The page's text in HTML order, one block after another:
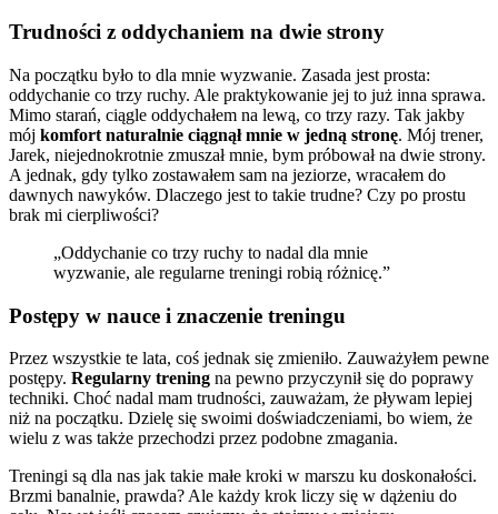
Trudności z oddychaniem na dwie strony
Na początku było to dla mnie wyzwanie. Zasada jest prosta:
oddychanie co trzy ruchy. Ale praktykowanie jej to już inna sprawa.
Mimo starań, ciągle oddychałem na lewą, co trzy razy. Tak jakby
mój komfort naturalnie ciągnął mnie w jedną stronę. Mój trener,
Jarek, niejednokrotnie zmuszał mnie, bym próbował na dwie strony.
A jednak, gdy tylko zostawałem sam na jeziorze, wracałem do
dawnych nawyków. Dlaczego jest to takie trudne? Czy po prostu
brak mi cierpliwości?
„Oddychanie co trzy ruchy to nadal dla mnie
wyzwanie, ale regularne treningi robią różnicę.”
Postępy w nauce i znaczenie treningu
Przez wszystkie te lata, coś jednak się zmieniło. Zauważyłem pewne
postępy. Regularny trening na pewno przyczynił się do poprawy
techniki. Choć nadal mam trudności, zauważam, że pływam lepiej
niż na początku. Dzielę się swoimi doświadczeniami, bo wiem, że
wielu z was także przechodzi przez podobne zmagania.
Treningi są dla nas jak takie małe kroki w marszu ku doskonałości.
Brzmi banalnie, prawda? Ale każdy krok liczy się w dążeniu do